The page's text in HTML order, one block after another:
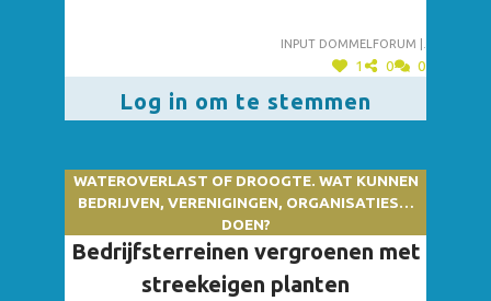
Input dommelforum |.
1 0 0
Log in om te stemmen
WATEROVERLAST OF DROOGTE. WAT KUNNEN
BEDRIJVEN, VERENIGINGEN, ORGANISATIES…
DOEN?
Bedrijfsterreinen vergroenen met
streekeigen planten